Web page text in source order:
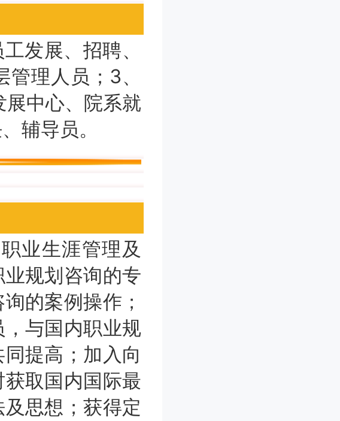
发展、招聘、
理人员；3、
中心、院系就
辅导员。
业生涯管理及
规划咨询的专
的案例操作；
与国内职业规
提高；加入向
取国内国际最
思想；获得定